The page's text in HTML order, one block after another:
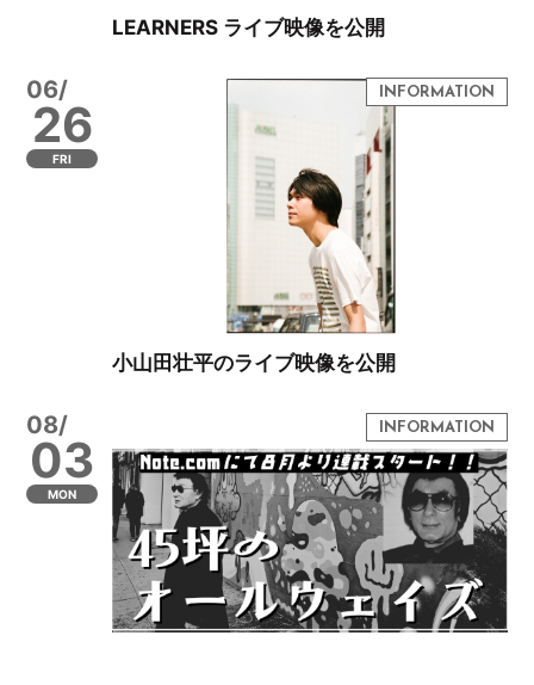
LEARNERS ライブ映像を公開
06/
26
FRI
小山田壮平のライブ映像を公開
08/
03
MON